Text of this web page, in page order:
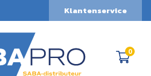
Klantenservice
0